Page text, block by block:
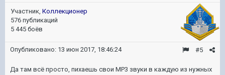
Участник, Коллекционер
576 публикаций
5 445 боёв
#5
Опубликовано: 13 июн 2017, 18:46:24
Да там всё просто, пихаешь свои MP3 звуки в каждую из нужных